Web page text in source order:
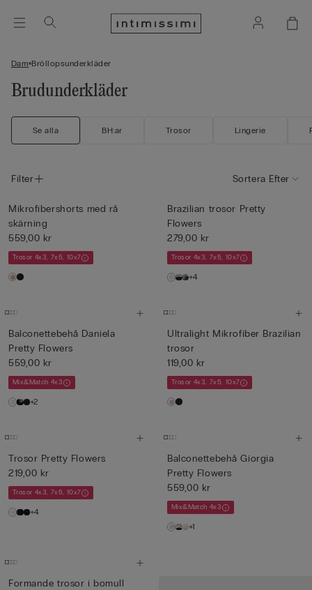
Dam Bröllopsunderkläder
Brudunderkläder
Se alla BH:ar Trosor Lingerie
Filter Sortera Efter
Mikrofibershorts med rå
skärning
559,00 kr
Trosor 4x3, 7x5, 10x7
Brazilian trosor Pretty
Flowers
279,00 kr
Trosor 4x3, 7x5, 10x7
+4
Balconettebehå Daniela
Pretty Flowers
559,00 kr
Mix&Match 4x3
+2
Ultralight Mikrofiber Brazilian
trosor
119,00 kr
Trosor 4x3, 7x5, 10x7
Trosor Pretty Flowers
219,00 kr
Trosor 4x3, 7x5, 10x7
+4
Balconettebehå Giorgia
Pretty Flowers
559,00 kr
Mix&Match 4x3
+1
Formande trosor i bomull